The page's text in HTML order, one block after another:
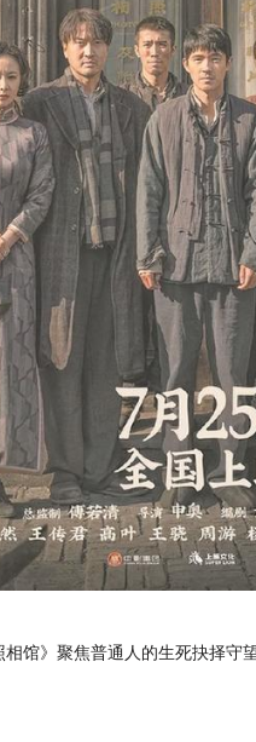
馆》聚焦普通人的生死抉择守